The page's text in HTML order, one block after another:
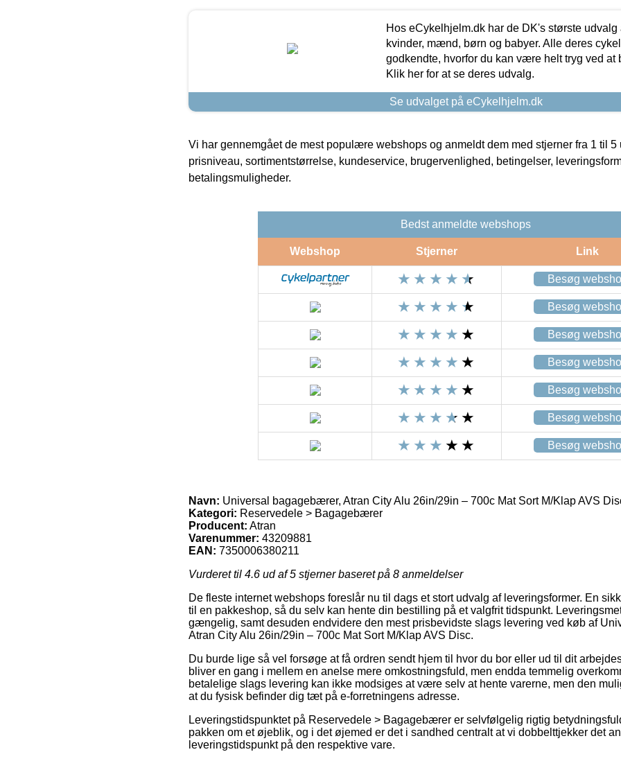
Hos eCykelhjelm.dk har de DK's største udvalg
kvinder, mænd, børn og babyer. Alle deres
godkendte, hvorfor du kan være helt tryg ved at
Klik her for at se deres udvalg.
Se udvalget på eCykelhjelm.dk
Vi har gennemgået de mest populære webshops og anmeldt dem med stjerner fra 1 til 5
prisniveau, sortimentstørrelse, kundeservice, brugervenlighed, betingelser,
betalingsmuligheder.
Bedst anmeldte webshops
Webshop Stjerner Link
Besøg
Besøg
Besøg
Besøg
Besøg
Besøg
Besøg
Navn: Universal bagagebærer, Atran City Alu 26in/29in – 700c Mat Sort M/Klap AVS
Kategori: Reservedele > Bagagebærer
Producent: Atran
Varenummer: 43209881
EAN: 7350006380211
Vurderet til 4.6 ud af 5 stjerner baseret på 8 anmeldelser
De fleste internet webshops foreslår nu til dags et stort udvalg af leveringsformer. En
til en pakkeshop, så du selv kan hente din bestilling på et valgfrit tidspunkt.
gængelig, samt desuden endvidere den mest prisbevidste slags levering ved køb af
Atran City Alu 26in/29in – 700c Mat Sort M/Klap AVS Disc.
Du burde lige så vel forsøge at få ordren sendt hjem til hvor du bor eller ud til dit
bliver en gang i mellem en anelse mere omkostningsfuld, men endda temmelig
betalelige slags levering kan ikke modsiges at være selv at hente varerne, men den
at du fysisk befinder dig tæt på e-forretningens adresse.
Leveringstidspunktet på Reservedele > Bagagebærer er selvfølgelig rigtig
pakken om et øjeblik, og i det øjemed er det i sandhed centralt at vi dobbelttjekker det
leveringstidspunkt på den respektive vare.